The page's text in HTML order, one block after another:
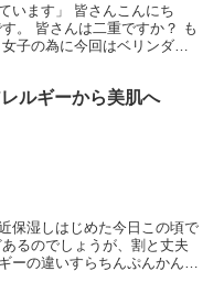
います」 皆さんこんにち
。 皆さんは二重ですか？ も
子の為に今回はベリンダク
ルギーから美肌へ
保湿しはじめた今日この頃で
るのでしょうが、割と丈夫
ーの違いすらちんぷんかんぷ